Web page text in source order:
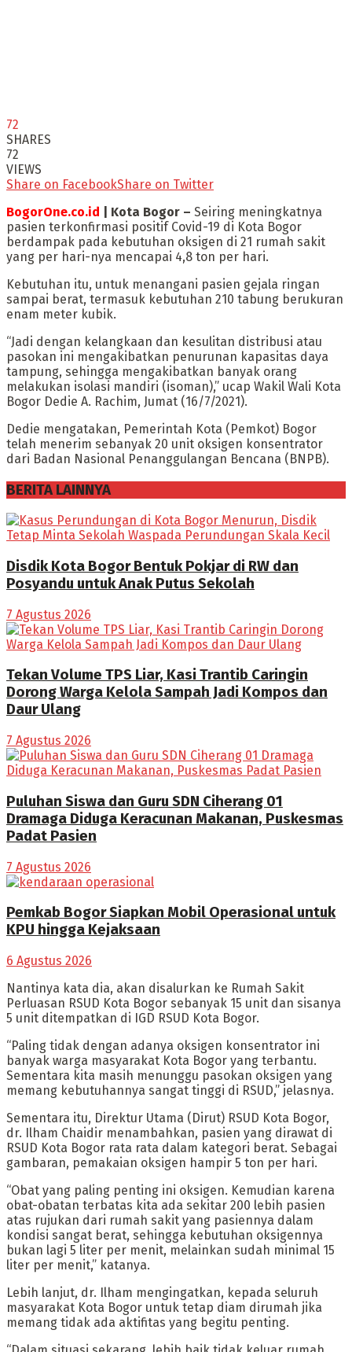
72
SHARES
72
VIEWS
Share on FacebookShare on Twitter
BogorOne.co.id | Kota Bogor – Seiring meningkatnya
pasien terkonfirmasi positif Covid-19 di Kota Bogor
berdampak pada kebutuhan oksigen di 21 rumah sakit
yang per hari-nya mencapai 4,8 ton per hari.
Kebutuhan itu, untuk menangani pasien gejala ringan
sampai berat, termasuk kebutuhan 210 tabung berukuran
enam meter kubik.
“Jadi dengan kelangkaan dan kesulitan distribusi atau
pasokan ini mengakibatkan penurunan kapasitas daya
tampung, sehingga mengakibatkan banyak orang
melakukan isolasi mandiri (isoman),” ucap Wakil Wali Kota
Bogor Dedie A. Rachim, Jumat (16/7/2021).
Dedie mengatakan, Pemerintah Kota (Pemkot) Bogor
telah menerim sebanyak 20 unit oksigen konsentrator
dari Badan Nasional Penanggulangan Bencana (BNPB).
BERITA LAINNYA
Disdik Kota Bogor Bentuk Pokjar di RW dan
Posyandu untuk Anak Putus Sekolah
7 Agustus 2026
Tekan Volume TPS Liar, Kasi Trantib Caringin
Dorong Warga Kelola Sampah Jadi Kompos dan
Daur Ulang
7 Agustus 2026
Puluhan Siswa dan Guru SDN Ciherang 01
Dramaga Diduga Keracunan Makanan, Puskesmas
Padat Pasien
7 Agustus 2026
Pemkab Bogor Siapkan Mobil Operasional untuk
KPU hingga Kejaksaan
6 Agustus 2026
Nantinya kata dia, akan disalurkan ke Rumah Sakit
Perluasan RSUD Kota Bogor sebanyak 15 unit dan sisanya
5 unit ditempatkan di IGD RSUD Kota Bogor.
“Paling tidak dengan adanya oksigen konsentrator ini
banyak warga masyarakat Kota Bogor yang terbantu.
Sementara kita masih menunggu pasokan oksigen yang
memang kebutuhannya sangat tinggi di RSUD,” jelasnya.
Sementara itu, Direktur Utama (Dirut) RSUD Kota Bogor,
dr. Ilham Chaidir menambahkan, pasien yang dirawat di
RSUD Kota Bogor rata rata dalam kategori berat. Sebagai
gambaran, pemakaian oksigen hampir 5 ton per hari.
“Obat yang paling penting ini oksigen. Kemudian karena
obat-obatan terbatas kita ada sekitar 200 lebih pasien
atas rujukan dari rumah sakit yang pasiennya dalam
kondisi sangat berat, sehingga kebutuhan oksigennya
bukan lagi 5 liter per menit, melainkan sudah minimal 15
liter per menit,” katanya.
Lebih lanjut, dr. Ilham mengingatkan, kepada seluruh
masyarakat Kota Bogor untuk tetap diam dirumah jika
memang tidak ada aktifitas yang begitu penting.